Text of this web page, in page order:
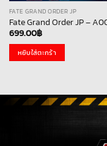
FATE GRAND ORDER JP
Fate Grand Order JP –
699.00฿
หยิบใส่ตะกร้า